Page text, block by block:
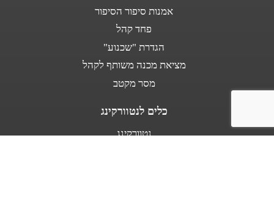
אמנות סיפור הסיפור
פחד קהל
הגדרת "שכנוע"
מציאת מכנה משותף לקהל
מסר מקטב
כלים לנטוורקינג
נטוורקינג